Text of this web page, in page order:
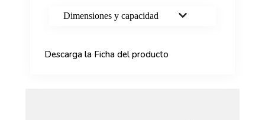
Dimensiones y capacidad
Descarga la Ficha del producto